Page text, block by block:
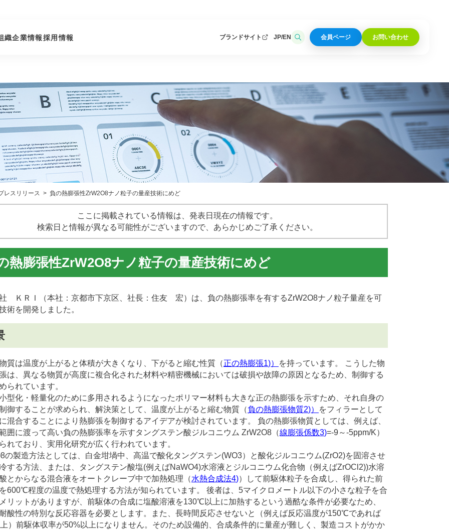
織企業情報 採用情報 ブランドサイト JP EN 会員ページ お問い合わせ
レスリリース 負の熱膨張性ZrW2O8ナノ粒子の量産技術にめど
ここに掲載されている情報は、発表日現在の情報です。
検索日と情報が異なる可能性がございますので、あらかじめご了承ください。
熱膨張性ZrW2O8ナノ粒子の量産技術にめど
ＫＲＩ（本社：京都市下京区、社長：住友 宏）は、負の熱膨張率を有するZrW2O8ナノ粒子量産を可
術を開発しました。
は温度が上がると体積が大きくなり、下がると縮む性質（正の熱膨張1)）
を持っています。 こうした物
は、異なる物質が高度に複合化された材料や精密機械においては破損や故障の原因となるため、制御する
られています。
化・軽量化のために多用されるようになったポリマー材料も大きな正の熱膨張を示すため、それ自身の
御することが求められ、解決策として、温度が上がると縮む物質（負の熱膨張物質2)）
をフィラーとして
混合することにより熱膨張を制御するアイデアが検討されています。 負の熱膨張物質としては、例えば、
囲に渡って高い負の熱膨張率を示すタングステン酸ジルコニウム ZrW2O8 （線膨張係数3)=‐9～‐5ppm/K）
れており、実用化研究が広く行われています。
8の製造方法としては、白金坩堝中、高温で酸化タングステン(WO3）と酸化ジルコニウム(ZrO2)を固溶させ
する方法、または、タングステン酸塩(例えばNaWO4)水溶液とジルコニウム化合物（例えばZrOCl 2))水溶
とからなる混合液をオートクレーブ中で加熱処理（水熱合成法4)）して前駆体粒子を合成し、得られた前
600℃程度の温度で熱処理する方法が知られています。 後者は、5マイクロメートル以下の小さな粒子を合
リットがありますが、前駆体の合成に塩酸溶液を130℃以上に加熱するという過酷な条件が必要なため、
酸性の特別な反応容器を必要とします。また、長時間反応させないと（例えば反応温度が150℃であれば
）前駆体収率が50%以上になりません。そのため設備的、合成条件的に量産が難しく、製造コストがかか